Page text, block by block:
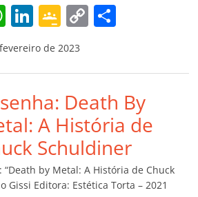
W
at
s
A
p
p
Li
k
e
dI
n
G
o
o
gl
e
Cl
a
ss
C
y
Li
n
k
p
ar
til
h
ar
de 2023
Death By
A História de
Schuldiner
“Death by Metal: A História de Chuck
Gissi Editora: Estética Torta – 2021